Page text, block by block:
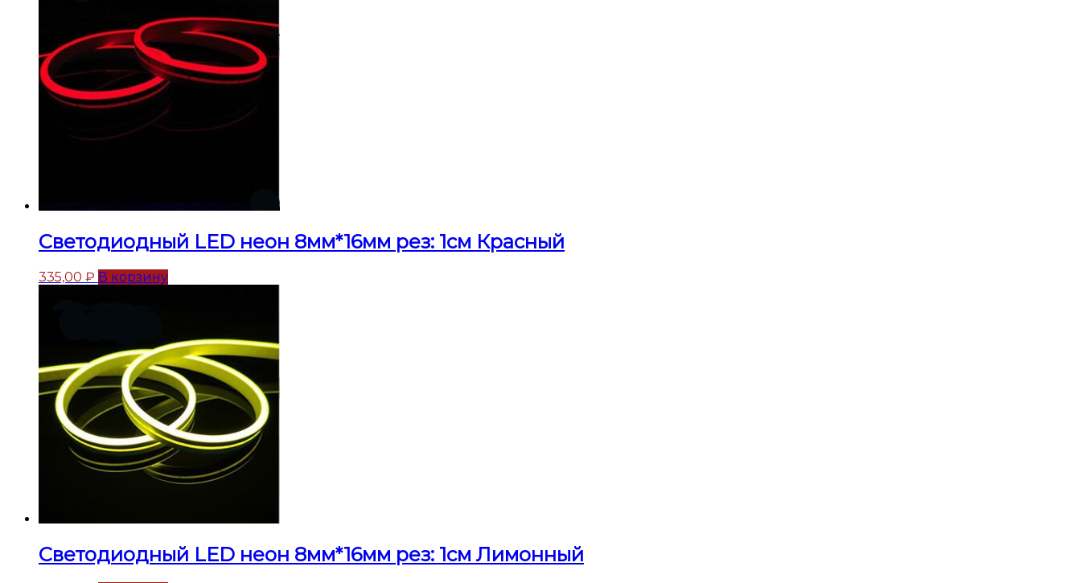
Светодиодный LED неон 8мм*16мм рез: 1см Красный
335,00 ₽ В корзину
Светодиодный LED неон 8мм*16мм рез: 1см Лимонный